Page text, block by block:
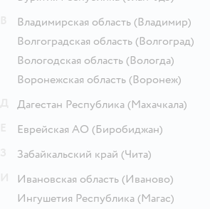
Владимирская область (Владимир)
Волгоградская область (Волгоград)
Вологодская область (Вологда)
Воронежская область (Воронеж)
Дагестан Республика (Махачкала)
Еврейская АО (Биробиджан)
Забайкальский край (Чита)
Ивановская область (Иваново)
Ингушетия Республика (Магас)